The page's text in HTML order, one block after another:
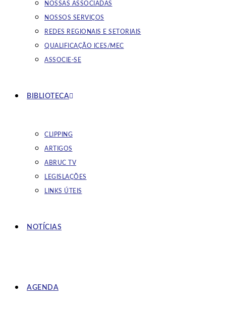
NOSSAS ASSOCIADAS
NOSSOS SERVIÇOS
REDES REGIONAIS E SETORIAIS
QUALIFICAÇÃO ICES/MEC
ASSOCIE-SE
BIBLIOTECA
CLIPPING
ARTIGOS
ABRUC TV
LEGISLAÇÕES
LINKS ÚTEIS
NOTÍCIAS
AGENDA